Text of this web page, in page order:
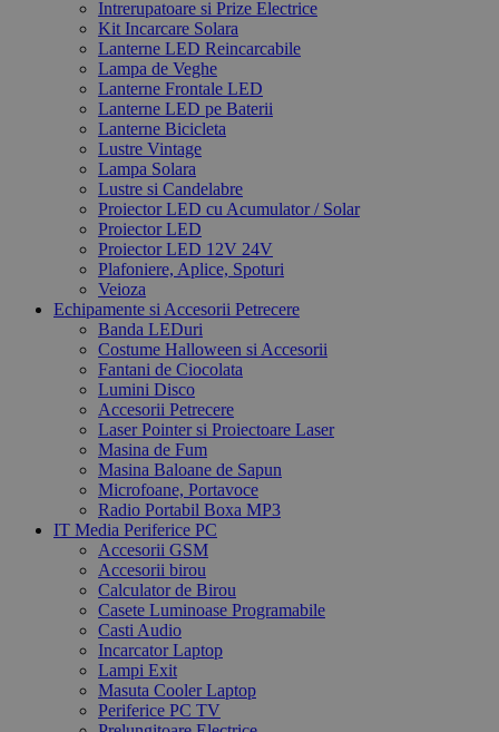
Intrerupatoare si Prize Electrice
Kit Incarcare Solara
Lanterne LED Reincarcabile
Lampa de Veghe
Lanterne Frontale LED
Lanterne LED pe Baterii
Lanterne Bicicleta
Lustre Vintage
Lampa Solara
Lustre si Candelabre
Proiector LED cu Acumulator / Solar
Proiector LED
Proiector LED 12V 24V
Plafoniere, Aplice, Spoturi
Veioza
Echipamente si Accesorii Petrecere
Banda LEDuri
Costume Halloween si Accesorii
Fantani de Ciocolata
Lumini Disco
Accesorii Petrecere
Laser Pointer si Proiectoare Laser
Masina de Fum
Masina Baloane de Sapun
Microfoane, Portavoce
Radio Portabil Boxa MP3
IT Media Periferice PC
Accesorii GSM
Accesorii birou
Calculator de Birou
Casete Luminoase Programabile
Casti Audio
Incarcator Laptop
Lampi Exit
Masuta Cooler Laptop
Periferice PC TV